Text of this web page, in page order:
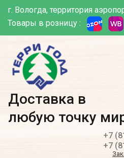
г. Вологда, территория
Товары в розницу :
Доставка в
любую точку
+7
+7